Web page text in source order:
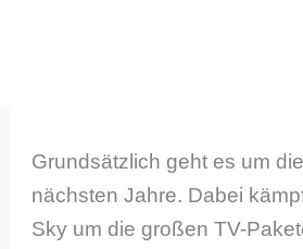
Grundsätzlich geht es um
nächsten Jahre. Dabei
Sky um die großen TV-